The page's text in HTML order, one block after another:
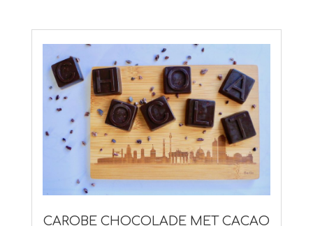
CAROBE CHOCOLADE MET CACAO